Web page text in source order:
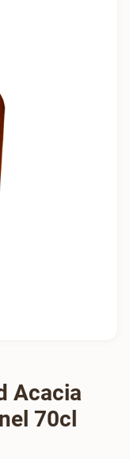
Acacia
70cl